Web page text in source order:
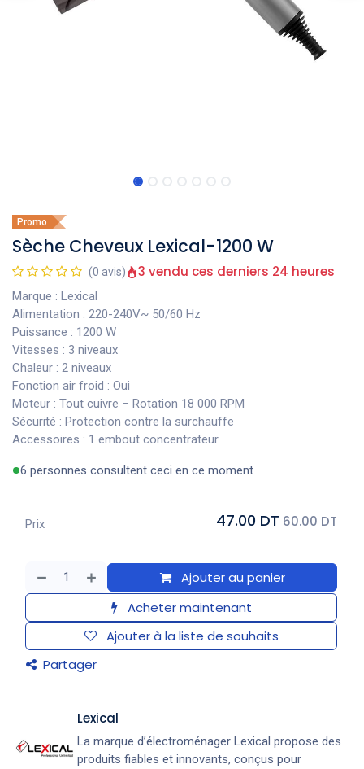
Promo
Sèche Cheveux Lexical-1200 W
(0 avis) 3 vendu ces derniers 24 heures
Marque : Lexical
Alimentation : 220-240V~ 50/60 Hz
Puissance : 1200 W
Vitesses : 3 niveaux
Chaleur : 2 niveaux
Fonction air froid : Oui
Moteur : Tout cuivre – Rotation 18 000 RPM
Sécurité : Protection contre la surchauffe
Accessoires : 1 embout concentrateur
6 personnes consultent ceci en ce moment
Ajouter au panier
Acheter maintenant
Ajouter à la liste de souhaits
Partager
Prix 47.00 DT 60.00 DT
Lexical
La marque d’électroménager Lexical propose des
produits fiables et innovants, conçus pour